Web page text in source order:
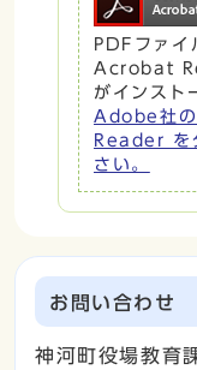
PDFファ
Acrobat
がインスト
Adobe社
Reader を
さい。
お問い合わせ
神河町役場教育